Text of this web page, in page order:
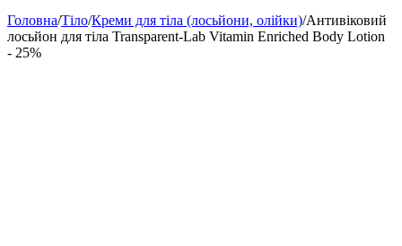
Головна/Тіло/Креми для тіла (лосьйони, олійки)/Антивіковий
лосьйон для тіла Transparent-Lab Vitamin Enriched Body Lotion
- 25%